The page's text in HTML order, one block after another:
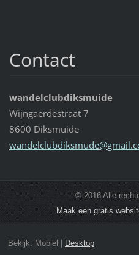
Contact
wandelclubdiksmuide
Wijngaerdestraat 7
8600 Diksmuide
wandelclubdiksmude@gmail
© 2016 Alle
Maak een gratis
Bekijk: Mobiel Desktop